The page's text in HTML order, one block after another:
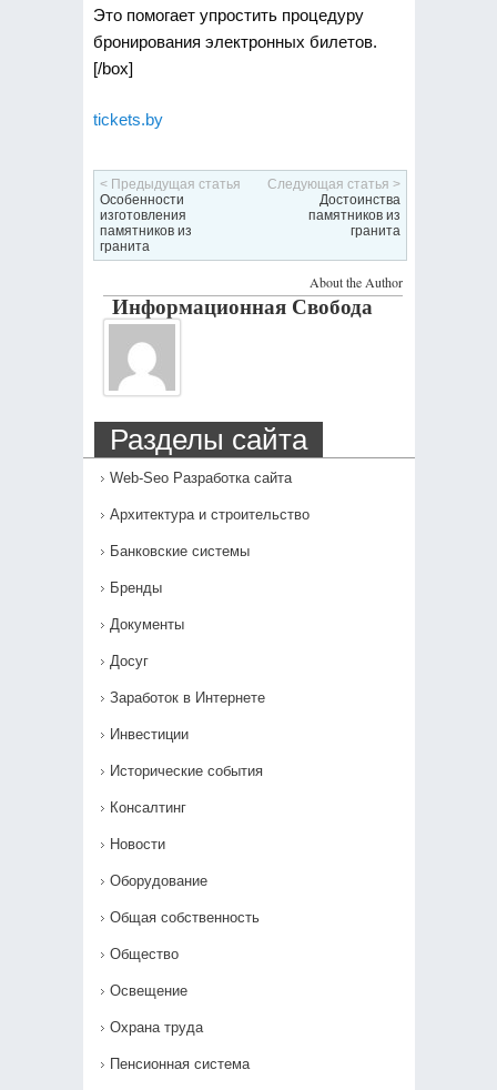
Это помогает упростить процедуру
бронирования электронных билетов.
[/box]
tickets.by
< Предыдущая статья
Особенности
изготовления
памятников из
гранита
Следующая статья >
Достоинства
памятников из
гранита
About the Author
Информационная Свобода
Разделы сайта
Web-Seo Разработка сайта
Архитектура и строительство
Банковские системы
Бренды
Документы
Досуг
Заработок в Интернете
Инвестиции
Исторические события
Консалтинг
Новости
Оборудование
Общая собственность
Общество
Освещение
Охрана труда
Пенсионная система